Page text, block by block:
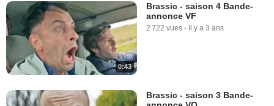
0:43
Brassic - saison 4 Bande-
annonce VF
2 722 vues - Il y a 3 ans
Brassic - saison 3 Bande-